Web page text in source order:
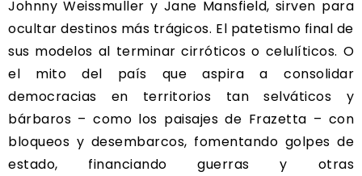
Johnny Weissmuller y Jane Mansfield, sirven para
ocultar destinos más trágicos. El patetismo final de
sus modelos al terminar cirróticos o celulíticos. O
el mito del país que aspira a consolidar
democracias en territorios tan selváticos y
bárbaros – como los paisajes de Frazetta – con
bloqueos y desembarcos, fomentando golpes de
estado, financiando guerras y otras